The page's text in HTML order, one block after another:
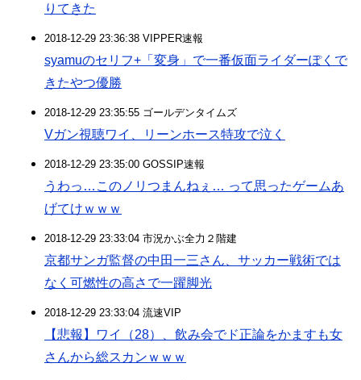
りてきた
2018-12-29 23:36:38 VIPPER速報
syamuのセリフ+「変身」で一番仮面ライダーぽくで
きたやつ優勝
2018-12-29 23:35:55 ゴールデンタイムズ
Vガン視聴ワイ、リーンホース特攻で泣く
2018-12-29 23:35:00 GOSSIP速報
うわっ…このノリつまんねぇ… って思ったゲームあ
げてけｗｗｗ
2018-12-29 23:33:04 市況かぶ全力２階建
京都サンガ監督の中田一三さん、サッカー戦術では
なく可燃性の高さで一躍脚光
2018-12-29 23:33:04 流速VIP
【悲報】ワイ（28）、飲み会でド正論をかますも女
さんから総スカンｗｗｗ